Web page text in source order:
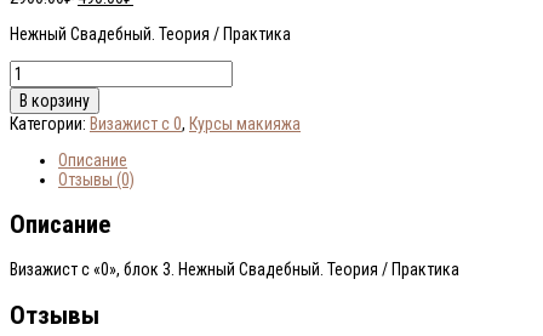
составляла490.00₽.
Нежный Свадебный. Теория / Практика
Количество
товара
3.
Нежный
В корзину
Категории: Визажист с 0, Курсы макияжа
Описание
Отзывы (0)
Описание
Визажист с «0», блок 3. Нежный Свадебный. Теория / Практика
Отзывы